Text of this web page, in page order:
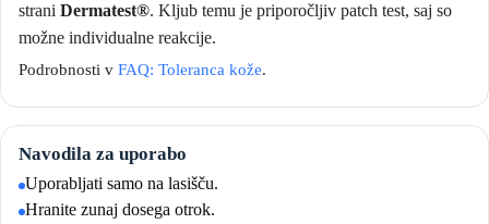
strani Dermatest®. Kljub temu je priporočljiv patch test, saj so
možne individualne reakcije.
Podrobnosti v FAQ: Toleranca kože.
Navodila za uporabo
Uporabljati samo na lasišču.
Hranite zunaj dosega otrok.